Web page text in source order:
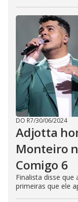
DO R7/30/06/2024
Adjotta
Monteiro
Comigo 6
Finalista disse
primeiras que ele